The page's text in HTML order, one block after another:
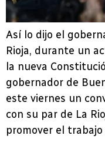
Así lo dijo el
Rioja, durante un
la nueva
gobernador de
este viernes un
con su par de La
promover el